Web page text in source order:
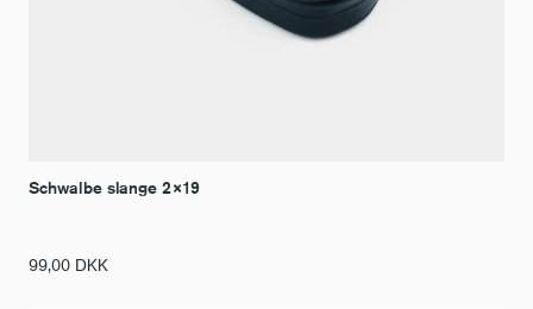
Schwalbe slange 2×19
99,00 DKK